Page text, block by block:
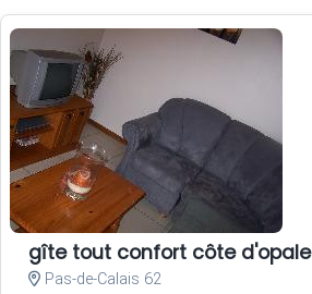
gîte tout confort côte d'opale
Pas-de-Calais 62